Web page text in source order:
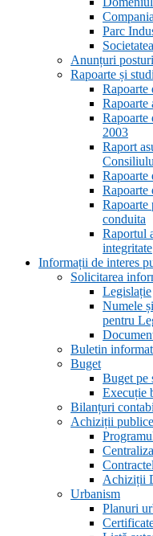
Parc
Anunțuri
Rapoarte și
Rapoarte
Rapoarte
Rapoarte
2003
Raport
Rapoarte
Rapoarte
Rapoarte
conduita
Raportul
integritate
Informații de interes
Solicitarea
Legislație
Numele
pentru
Buletin
Buget
Buget pe
Execuție
Bilanțuri
Achiziții publice
Achiziții
Urbanism
Planuri